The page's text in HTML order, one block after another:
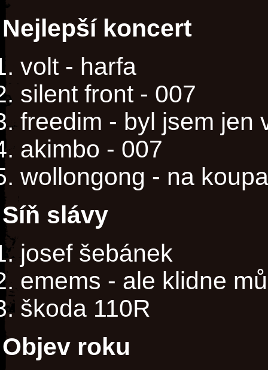
Nejlepší koncert
volt - harfa
silent front - 007
freedim - byl jsem jen
akimbo - 007
wollongong - na
Síň slávy
josef šebánek
emems - ale klidne
škoda 110R
Objev roku